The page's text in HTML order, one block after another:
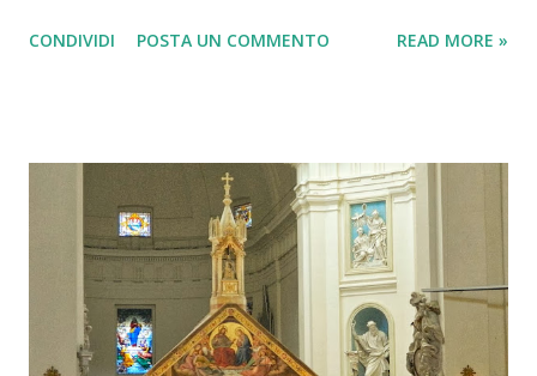
from Italy You can admire one of the most famous shows of
recent record , established in the early 80s by a group of
visionary citizens who wanted to build the largest
Christmas tree in the world . They succeeded and now this
has become a tourist attraction. Gubbio is built on the
slopes of Mount Ingino , and it is in the entire length of
the mountain just before Christmas, the lights are placed
CONDIVIDI POSTA UN COMMENTO READ MORE »